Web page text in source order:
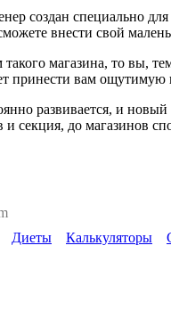
создан специально
внести свой
такого магазина, то вы,
принести вам ощутимую
развивается, и
секция, до магазинов
Диеты Калькуляторы